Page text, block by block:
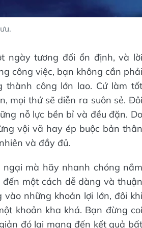
ngày tương đối ổn định, và lời
công việc, bạn không cần phải
thành công lớn lao. Cứ làm tốt
mọi thứ sẽ diễn ra suôn sẻ. Đôi
nỗ lực bền bỉ và đều đặn. Do
vội vã hay ép buộc bản thân
và đầy đủ.
mà hãy nhanh chóng nắm
một cách dễ dàng và thuận
những khoản lợi lớn, đôi khi
khoản kha khá. Bạn đừng coi
đó lại mang đến kết quả bất